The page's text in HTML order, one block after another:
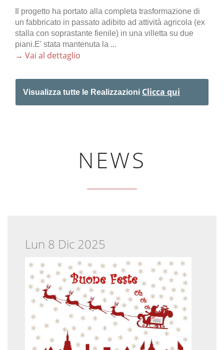
Il progetto ha portato alla completa trasformazione di
un fabbricato in passato adibito ad attività agricola (ex
stalla con soprastante fienile) in una villetta su due
piani.E' stata mantenuta la ...
→ Vai al dettaglio
Visualizza tutte le Realizzazioni Clicca qui
NEWS
Lun 8 Dic 2025